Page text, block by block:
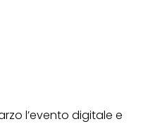
l’evento digitale e